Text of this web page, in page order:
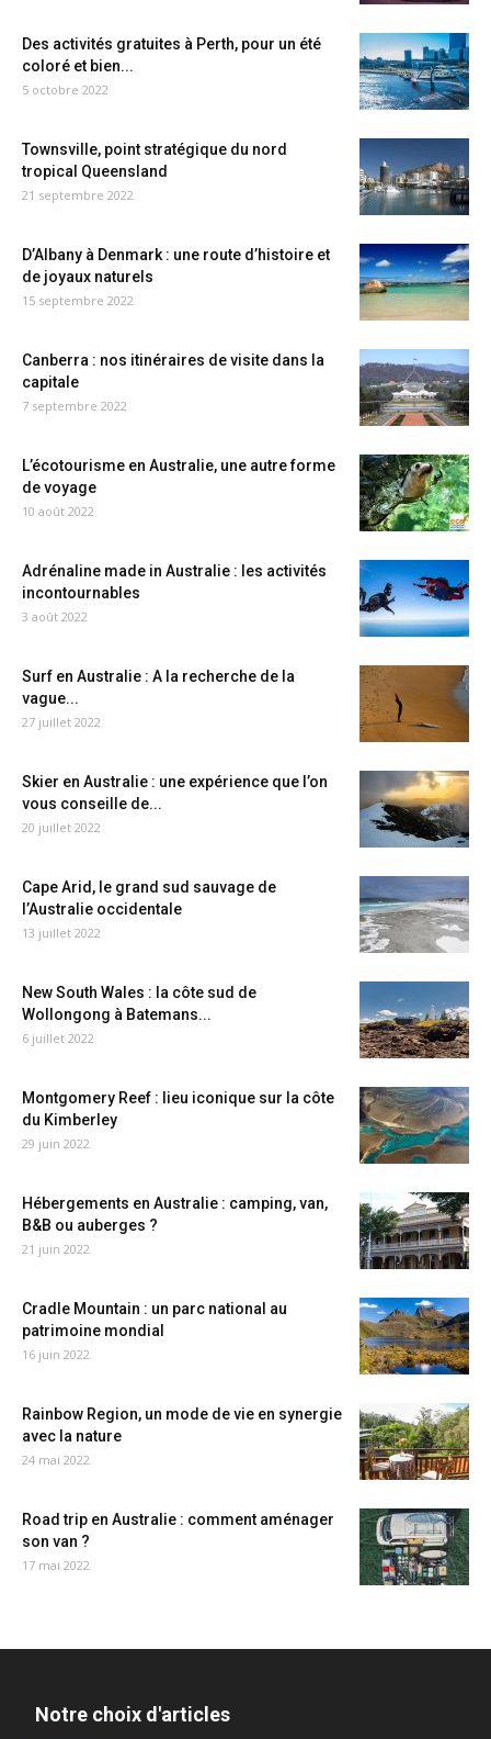
Des activités gratuites à Perth, pour un été
coloré et bien...
5 octobre 2022
Townsville, point stratégique du nord
tropical Queensland
21 septembre 2022
D’Albany à Denmark : une route d’histoire et
de joyaux naturels
15 septembre 2022
Canberra : nos itinéraires de visite dans la
capitale
7 septembre 2022
L’écotourisme en Australie, une autre forme
de voyage
10 août 2022
Adrénaline made in Australie : les activités
incontournables
3 août 2022
Surf en Australie : A la recherche de la
vague...
27 juillet 2022
Skier en Australie : une expérience que l’on
vous conseille de...
20 juillet 2022
Cape Arid, le grand sud sauvage de
l’Australie occidentale
13 juillet 2022
New South Wales : la côte sud de
Wollongong à Batemans...
6 juillet 2022
Montgomery Reef : lieu iconique sur la côte
du Kimberley
29 juin 2022
Hébergements en Australie : camping, van,
B&B ou auberges ?
21 juin 2022
Cradle Mountain : un parc national au
patrimoine mondial
16 juin 2022
Rainbow Region, un mode de vie en synergie
avec la nature
24 mai 2022
Road trip en Australie : comment aménager
son van ?
17 mai 2022
Notre choix d'articles